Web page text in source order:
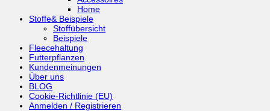
Home
Stoffe& Beispiele
Stoffübersicht
Beispiele
Fleecehaltung
Futterpflanzen
Kundenmeinungen
Über uns
BLOG
Cookie-Richtlinie (EU)
Anmelden / Registrieren